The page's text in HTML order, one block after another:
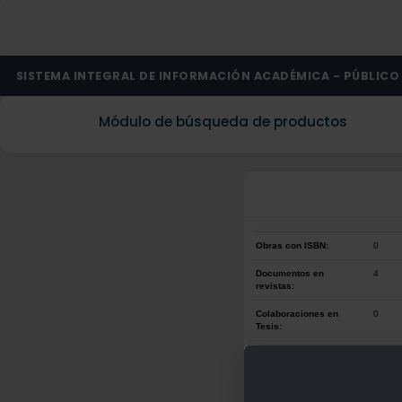
SISTEMA INTEGRAL DE INFORMACIÓN ACADÉMICA - PÚBLICO
Módulo de búsqueda de productos
Obras con ISBN: 0
Documentos en
revistas:
4
Colaboraciones en
Tesis:
0